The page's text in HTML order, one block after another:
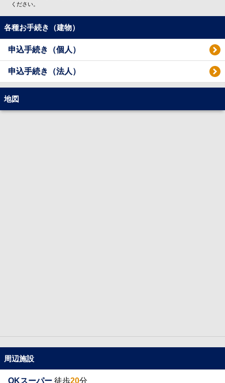
ください。
各種お手続き（建物）
申込手続き（個人）
申込手続き（法人）
地図
周辺施設
OKスーパー 徒歩20分